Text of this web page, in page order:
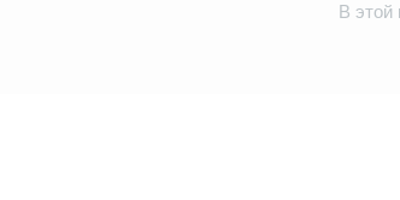
В этой